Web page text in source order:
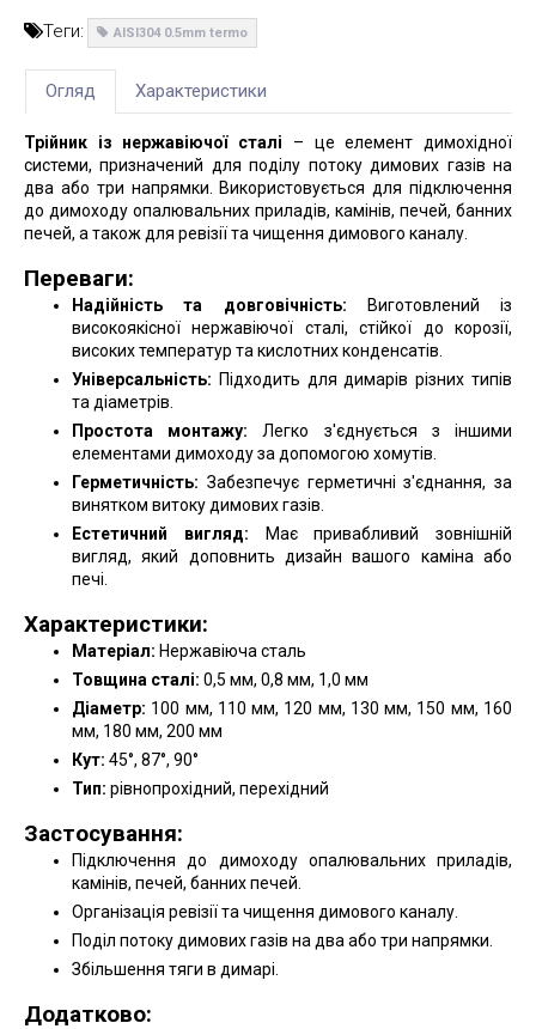
Теги: AISI304 0.5mm termo
Огляд Характеристики
Трійник із нержавіючої сталі – це елемент димохідної
системи, призначений для поділу потоку димових газів на
два або три напрямки. Використовується для підключення
до димоходу опалювальних приладів, камінів, печей, банних
печей, а також для ревізії та чищення димового каналу.
Переваги:
Надійність та довговічність: Виготовлений із
високоякісної нержавіючої сталі, стійкої до корозії,
високих температур та кислотних конденсатів.
Універсальність: Підходить для димарів різних типів
та діаметрів.
Простота монтажу: Легко з'єднується з іншими
елементами димоходу за допомогою хомутів.
Герметичність: Забезпечує герметичні з'єднання, за
винятком витоку димових газів.
Естетичний вигляд: Має привабливий зовнішній
вигляд, який доповнить дизайн вашого каміна або
печі.
Характеристики:
Матеріал: Нержавіюча сталь
Товщина сталі: 0,5 мм, 0,8 мм, 1,0 мм
Діаметр: 100 мм, 110 мм, 120 мм, 130 мм, 150 мм, 160
мм, 180 мм, 200 мм
Кут: 45°, 87°, 90°
Тип: рівнопрохідний, перехідний
Застосування:
Підключення до димоходу опалювальних приладів,
камінів, печей, банних печей.
Організація ревізії та чищення димового каналу.
Поділ потоку димових газів на два або три напрямки.
Збільшення тяги в димарі.
Додатково: